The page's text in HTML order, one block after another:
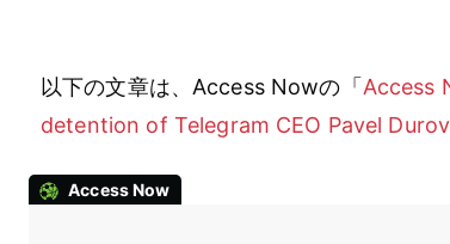
以下の文章は、Access Nowの「 Access
detention of Telegram CEO Pavel Durov
Access Now